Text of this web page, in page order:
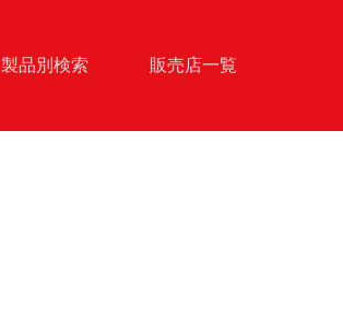
製品別検索 販売店一覧